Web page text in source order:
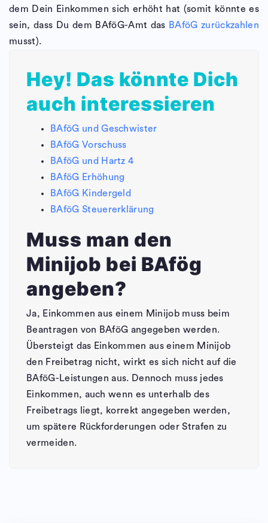
dem Dein Einkommen sich erhöht hat (somit könnte es
sein, dass Du dem BAföG-Amt das BAföG zurückzahlen
musst).
Hey! Das könnte Dich
auch interessieren
BAföG und Geschwister
BAföG Vorschuss
BAföG und Hartz 4
BAföG Erhöhung
BAföG Kindergeld
BAföG Steuererklärung
Muss man den
Minijob bei BAfög
angeben?
Ja, Einkommen aus einem Minijob muss beim
Beantragen von BAföG angegeben werden.
Übersteigt das Einkommen aus einem Minijob
den Freibetrag nicht, wirkt es sich nicht auf die
BAföG-Leistungen aus. Dennoch muss jedes
Einkommen, auch wenn es unterhalb des
Freibetrags liegt, korrekt angegeben werden,
um spätere Rückforderungen oder Strafen zu
vermeiden.